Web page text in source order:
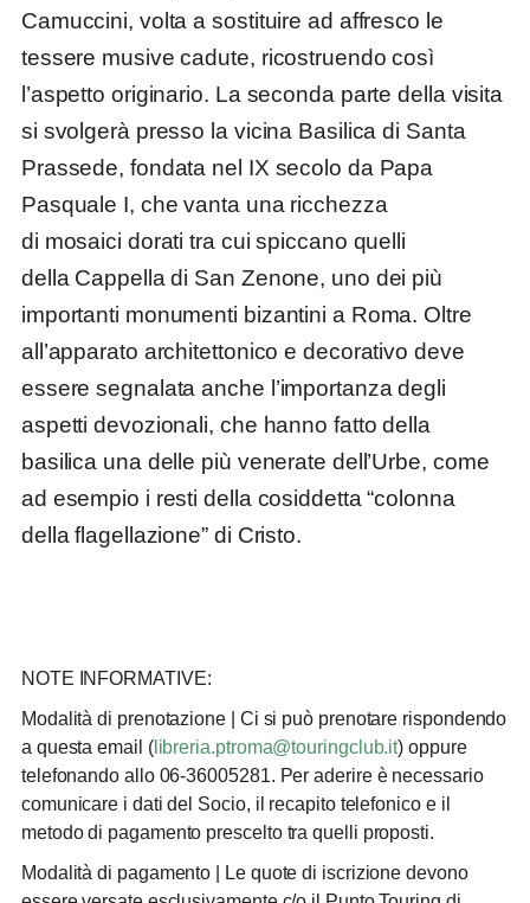
Camuccini, volta a sostituire ad affresco le
tessere musive cadute, ricostruendo così
l’aspetto originario. La seconda parte della visita
si svolgerà presso la vicina Basilica di Santa
Prassede, fondata nel IX secolo da Papa
Pasquale I, che vanta una ricchezza
di mosaici dorati tra cui spiccano quelli
della Cappella di San Zenone, uno dei più
importanti monumenti bizantini a Roma. Oltre
all’apparato architettonico e decorativo deve
essere segnalata anche l’importanza degli
aspetti devozionali, che hanno fatto della
basilica una delle più venerate dell’Urbe, come
ad esempio i resti della cosiddetta “colonna
della flagellazione” di Cristo.
NOTE INFORMATIVE:
Modalità di prenotazione | Ci si può prenotare rispondendo
a questa email (libreria.ptroma@touringclub.it) oppure
telefonando allo 06-36005281. Per aderire è necessario
comunicare i dati del Socio, il recapito telefonico e il
metodo di pagamento prescelto tra quelli proposti.
Modalità di pagamento | Le quote di iscrizione devono